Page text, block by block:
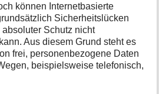
können Internetbasierte
Sicherheitslücken
Schutz nicht
Aus diesem Grund steht es
frei, personenbezogene Daten
beispielsweise telefonisch,